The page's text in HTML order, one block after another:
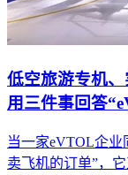
低空旅游专机
用三件事回答
当一家eVTOL企业
卖飞机的订单”，